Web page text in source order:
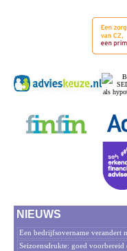
NIEUWS
Een bedrijfsovername verandert
Seizoensdrukte: goed voorbereid